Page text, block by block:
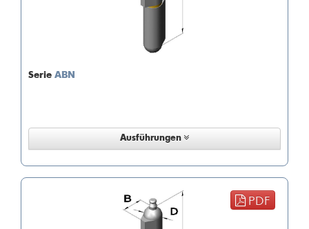
Serie ABN
Ausführungen
PDF